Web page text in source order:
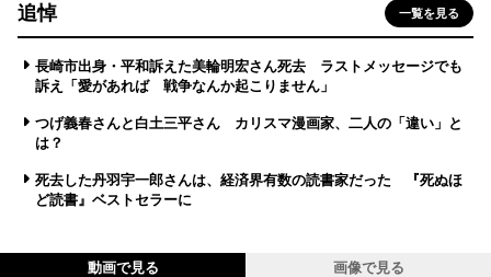
追悼 一覧を見る
長崎市出身・平和訴えた美輪明宏さん死去 ラストメッセージでも
訴え「愛があれば 戦争なんか起こりません」
つげ義春さんと白土三平さん カリスマ漫画家、二人の「違い」と
は？
死去した丹羽宇一郎さんは、経済界有数の読書家だった 『死ぬほ
ど読書』ベストセラーに
動画で見る 画像で見る